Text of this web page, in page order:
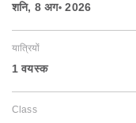
शनि, 8 अग॰ 2026
यात्रियों
1 वयस्‍क
Class